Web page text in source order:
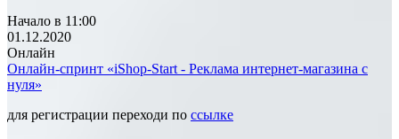
Начало в 11:00
01.12.2020
Онлайн
Онлайн-спринт «iShop-Start - Реклама интернет-магазина с
нуля»
для регистрации переходи по ссылке